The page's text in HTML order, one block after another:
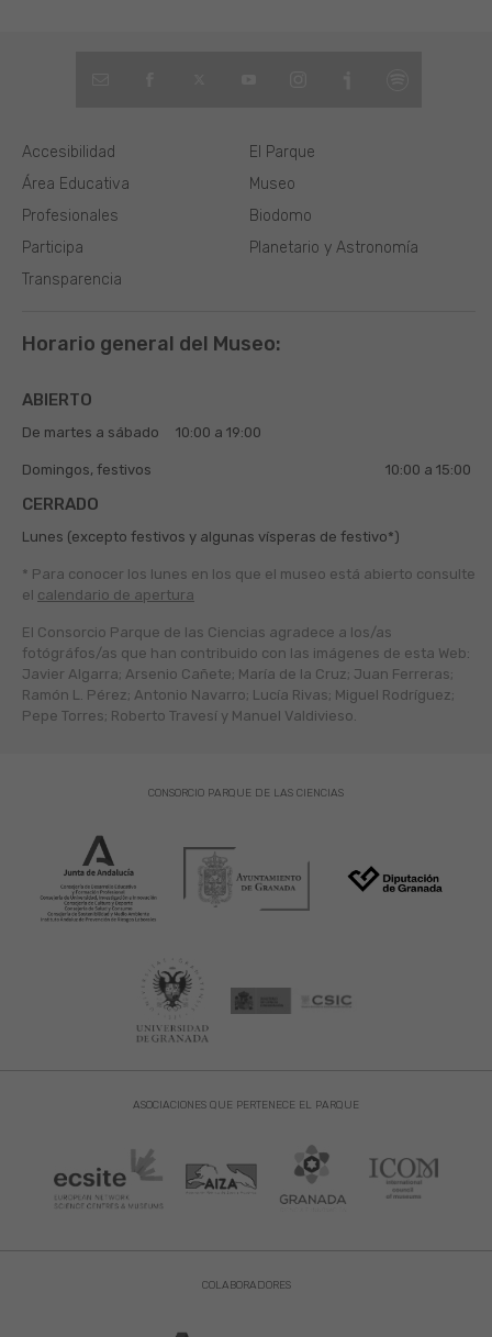
El Parque
Museo
Biodomo
Planetario y Astronomía
Área Educativa
Profesionales
Participa
Transparencia
Accesibilidad
Horario general del Museo:
ABIERTO
De martes a sábado 10:00 a 19:00
Domingos, festivos 10:00 a 15:00
CERRADO
Lunes (excepto festivos y algunas vísperas de festivo*)
* Para conocer los lunes en los que el museo está abierto consulte
el calendario de apertura
El Consorcio Parque de las Ciencias agradece a los/as
fotógráfos/as que han contribuido con las imágenes de esta Web:
Javier Algarra; Arsenio Cañete; María de la Cruz; Juan Ferreras;
Ramón L. Pérez; Antonio Navarro; Lucía Rivas; Miguel Rodríguez;
Pepe Torres; Roberto Travesí y Manuel Valdivieso.
ASOCIACIONES QUE PERTENECE EL PARQUE
CONSORCIO PARQUE DE LAS CIENCIAS
COLABORADORES